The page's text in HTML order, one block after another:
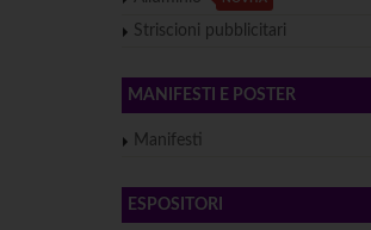
Striscioni pubblicitari
MANIFESTI E POSTER
Manifesti
ESPOSITORI